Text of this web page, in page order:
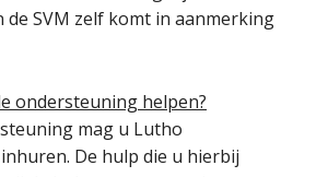
de SVM zelf komt in aanmerking
ondersteuning helpen?
mag u Lutho
De hulp die u hierbij